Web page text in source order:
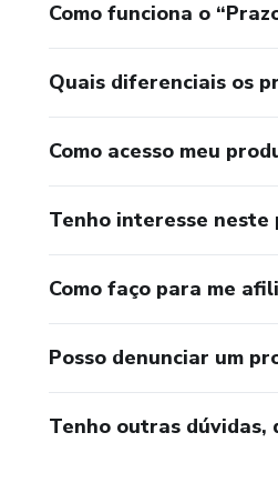
Como funciona o
Quais diferenciais os
Como acesso meu
Tenho interesse neste
Como faço para me
Posso denunciar um
Tenho outras dúvidas,